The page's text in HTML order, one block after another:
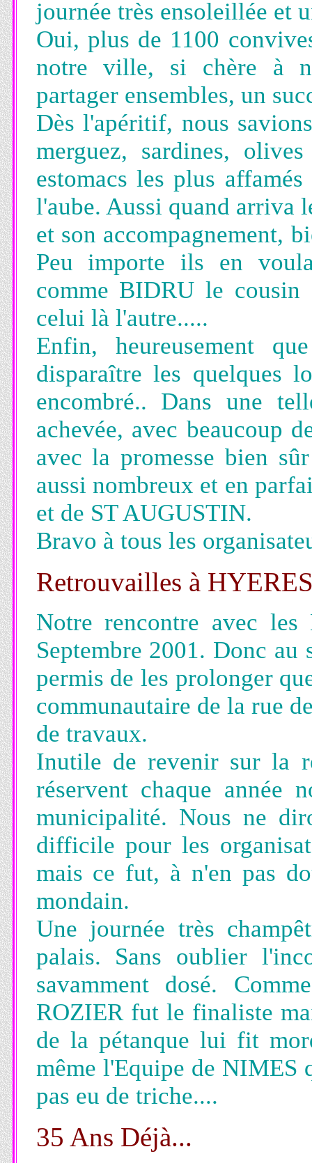
journée très ensoleillée et
Oui, plus de 1100
notre ville, si chère à
partager ensembles, un
Dès l'apéritif, nous
merguez, sardines,
estomacs les plus
l'aube. Aussi quand arriva
et son accompagnement,
Peu importe ils en
comme BIDRU le
celui là l'autre.....
Enfin, heureusement
disparaître les quelques
encombré.. Dans une
achevée, avec beaucoup
avec la promesse bien
aussi nombreux et en
et de ST AUGUSTIN.
Bravo à tous les
Retrouvailles à
Notre rencontre avec
Septembre 2001. Donc au
permis de les prolonger
communautaire de la rue
de travaux.
Inutile de revenir sur la
réservent chaque année
municipalité. Nous ne
difficile pour les
mais ce fut, à n'en pas
mondain.
Une journée très
palais. Sans oublier
savamment dosé.
ROZIER fut le finaliste
de la pétanque lui fit
même l'Equipe de NIMES
pas eu de triche....
35 Ans Déjà...